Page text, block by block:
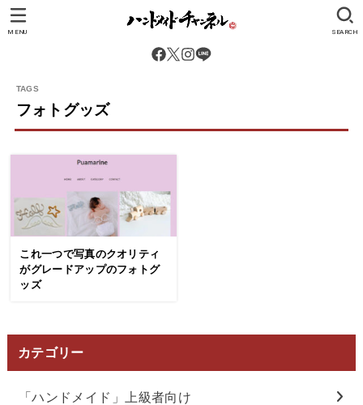
SEARCH
MENU
フォトグッズ
これ一つで写真のクオリティ
がグレードアップのフォトグ
ッズ
カテゴリー
「ハンドメイド」上級者向け